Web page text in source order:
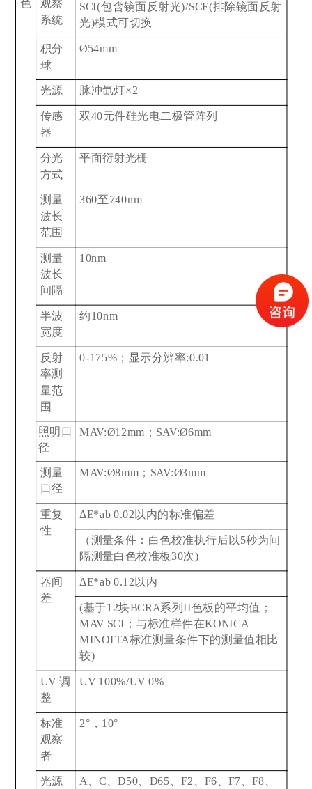
色
观察
系统
SCI(包含镜面反射光)/SCE(排除镜面反射
光)模式可切换
积分
球
Ø54mm
光源
脉冲氙灯×2
传感
器
双40元件硅光电二极管阵列
分光
方式
平面衍射光栅
测量
波长
范围
360至740nm
测量
波长
间隔
10nm
半波
宽度
约10nm
反射
率测
量范
围
0-175% ；显示分辨率:0.01
照明口
径
MAV:Ø12mm ；SAV:Ø6mm
测量
口径
MAV:Ø8mm ；SAV:Ø3mm
重复
性
ΔE*ab 0.02以内的标准偏差
（测量条件：白色校准执行后以5秒为间
隔测量白色校准板30次)
器间
差
ΔE*ab 0.12以内
(基于12块BCRA系列II色板的平均值；
MAV SCI；与标准样件在KONICA
MINOLTA标准测量条件下的测量值相比
较)
UV调
整
UV 100%/UV 0%
标准
观察
者
2° ，10°
光源 A、C、D50、D65、F2、F6、F7、F8、